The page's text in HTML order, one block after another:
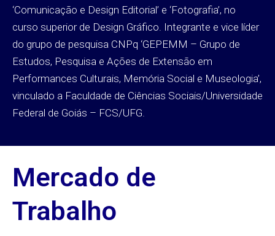
‘Comunicação e Design Editorial’ e ‘Fotografia’, no
curso superior de Design Gráfico. Integrante e vice líder
do grupo de pesquisa CNPq ‘GEPEMM – Grupo de
Estudos, Pesquisa e Ações de Extensão em
Performances Culturais, Memória Social e Museologia’,
vinculado a Faculdade de Ciências Sociais/Universidade
Federal de Goiás – FCS/UFG.
Mercado de
Trabalho